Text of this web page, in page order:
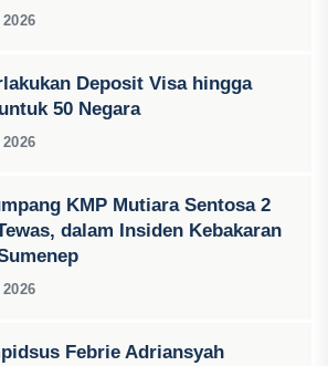
Deposit Visa hingga
50 Negara
KMP Mutiara Sentosa 2
dalam Insiden Kebakaran
Febrie Adriansyah